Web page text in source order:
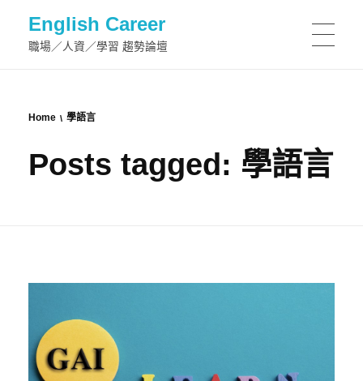
English Career
職場／人資／學習 趨勢論壇
Home 學語言
Posts tagged: 學語言